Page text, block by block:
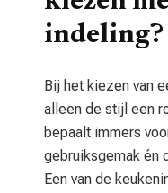
indeling?
Bij het kiezen van
alleen de stijl een
bepaalt immers
gebruiksgemak én
Een van de